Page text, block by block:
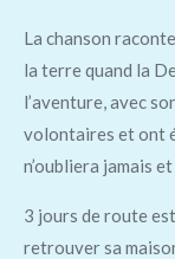
La chanson
la terre quand la
l’aventure, avec
volontaires et ont
n’oubliera jamais
3 jours de route
retrouver sa